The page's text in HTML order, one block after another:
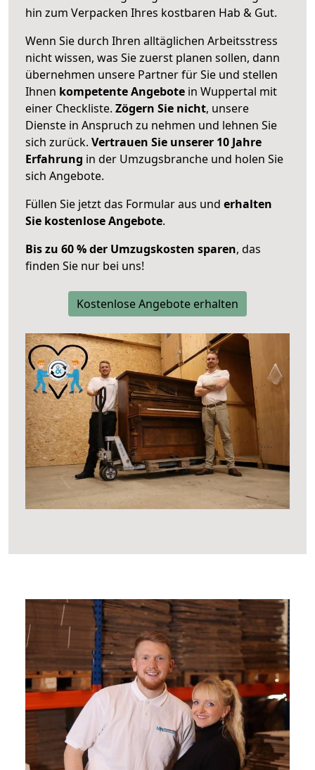
hin zum Verpacken Ihres kostbaren Hab & Gut.
Wenn Sie durch Ihren alltäglichen Arbeitsstress
nicht wissen, was Sie zuerst planen sollen, dann
übernehmen unsere Partner für Sie und stellen
Ihnen kompetente Angebote in Wuppertal mit
einer Checkliste. Zögern Sie nicht, unsere
Dienste in Anspruch zu nehmen und lehnen Sie
sich zurück. Vertrauen Sie unserer 10 Jahre
Erfahrung in der Umzugsbranche und holen Sie
sich Angebote.
Füllen Sie jetzt das Formular aus und erhalten
Sie kostenlose Angebote.
Bis zu 60 % der Umzugskosten sparen, das
finden Sie nur bei uns!
Kostenlose Angebote erhalten